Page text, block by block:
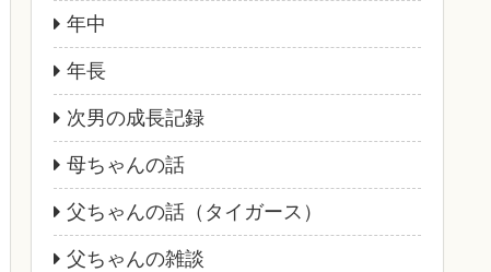
年中
年長
次男の成長記録
母ちゃんの話
父ちゃんの話（タイガース）
父ちゃんの雑談